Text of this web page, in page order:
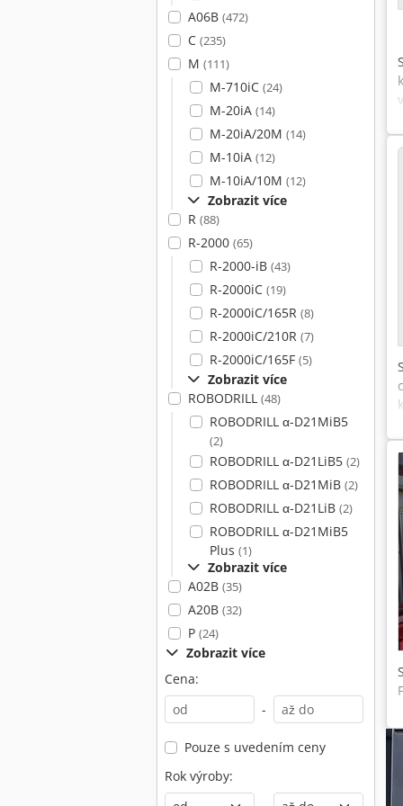
A06B (472)
C (235)
M (111)
M-710iC (24)
M-20iA (14)
M-20iA/20M (14)
M-10iA (12)
M-10iA/10M (12)
Zobrazit více
R (88)
R-2000 (65)
R-2000-iB (43)
R-2000iC (19)
R-2000iC/165R (8)
R-2000iC/210R (7)
R-2000iC/165F (5)
Zobrazit více
ROBODRILL (48)
ROBODRILL α-D21MiB5
(2)
ROBODRILL α-D21LiB5 (2)
ROBODRILL α-D21MiB (2)
ROBODRILL α-D21LiB (2)
ROBODRILL α-D21MiB5
Plus (1)
Zobrazit více
A02B (35)
A20B (32)
P (24)
Zobrazit více
Cena:
-
Pouze s uvedením ceny
Rok výroby: